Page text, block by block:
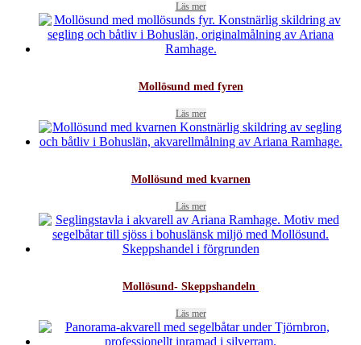
Läs mer
Mollösund med fyren
Läs mer
Mollösund med kvarnen
Läs mer
Mollösund- Skeppshandeln
Läs mer